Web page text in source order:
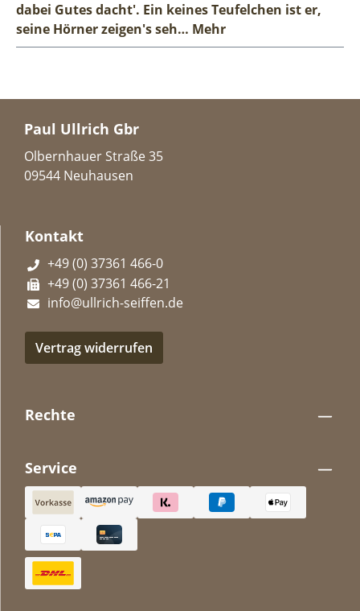
dabei Gutes dacht'. Ein keines Teufelchen ist er,
seine Hörner zeigen's seh… Mehr
Paul Ullrich Gbr
Olbernhauer Straße 35
09544 Neuhausen
Kontakt
+49 (0) 37361 466-0
+49 (0) 37361 466-21
info@ullrich-seiffen.de
Vertrag widerrufen
Rechte
Service